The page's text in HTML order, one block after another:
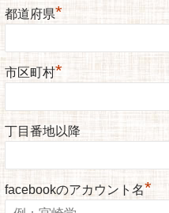
都道府県*
市区町村*
丁目番地以降
facebookのアカウント名*